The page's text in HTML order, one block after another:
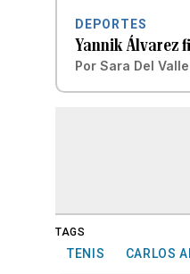
DEPORTES
Yannik Álvarez
Por Sara Del
TAGS
TENIS CARLOS